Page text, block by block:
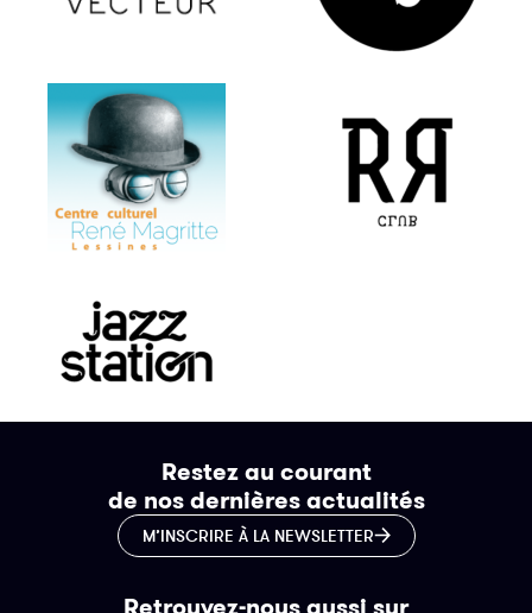
Restez au courant
de nos dernières actualités
M’INSCRIRE À LA NEWSLETTER
Retrouvez-nous aussi sur